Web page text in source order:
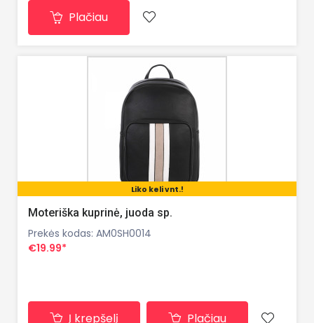
juosta Medžiaga: Sintetinė medžiaga su aukštos
kokybės oda Vidinės kišenės: 3 Vidin
Plačiau
Liko keli vnt.!
Moteriška kuprinė, juoda sp.
Prekės kodas: AM0SH0014
€19.99*
Į krepšelį Plačiau